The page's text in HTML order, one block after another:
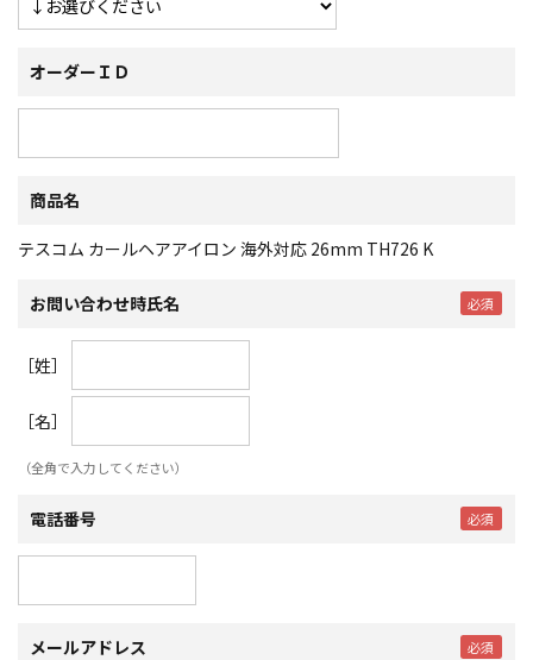
オーダーＩＤ
商品名
テスコム カールヘアアイロン 海外対応 26mm TH726 K
お問い合わせ時氏名
［姓］
［名］
（全角で入力してください）
電話番号
メールアドレス